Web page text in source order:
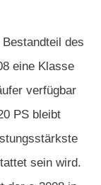
des
eine Klasse
verfügbar
PS bleibt
sein wird.